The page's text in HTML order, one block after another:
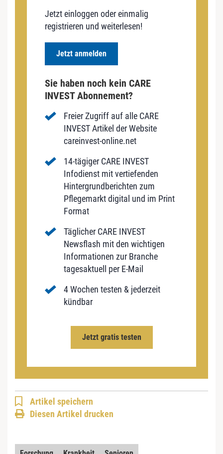
Jetzt einloggen oder einmalig
registrieren und weiterlesen!
Jetzt anmelden
Sie haben noch kein CARE
INVEST Abonnement?
Freier Zugriff auf alle CARE
INVEST Artikel der Website
careinvest-online.net
14-tägiger CARE INVEST
Infodienst mit vertiefenden
Hintergrundberichten zum
Pflegemarkt digital und im Print
Format
Täglicher CARE INVEST
Newsflash mit den wichtigen
Informationen zur Branche
tagesaktuell per E-Mail
4 Wochen testen & jederzeit
kündbar
Jetzt gratis testen
Artikel speichern
Diesen Artikel drucken